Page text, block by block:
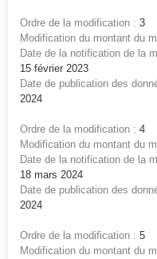
Ordre de la modification : 3
Modification du montant du
Date de la notification de la
15 février 2023
Date de publication des
2024
Ordre de la modification : 4
Modification du montant du
Date de la notification de la
18 mars 2024
Date de publication des
2024
Ordre de la modification : 5
Modification du montant du